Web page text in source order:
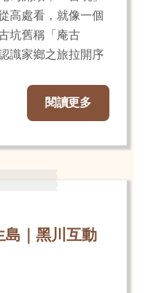
高處看，就像一個
坑舊稱「庵古
識家鄉之旅拉開序
閱讀更多
島｜黑川互動